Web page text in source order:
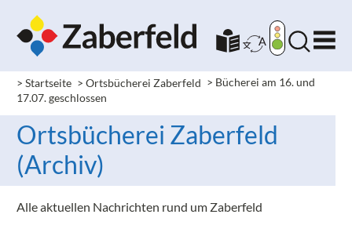
> Startseite > Ortsbücherei Zaberfeld > Bücherei am 16. und
17.07. geschlossen
Ortsbücherei Zaberfeld
(Archiv)
Alle aktuellen Nachrichten rund um Zaberfeld